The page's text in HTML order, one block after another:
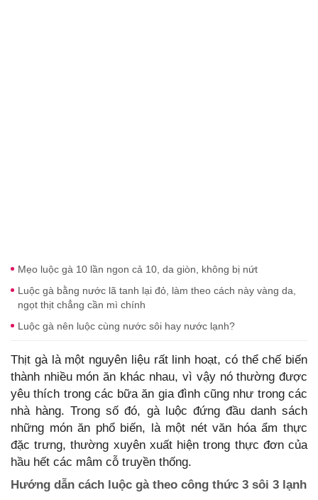
Mẹo luộc gà 10 lần ngon cả 10, da giòn, không bị nứt
Luộc gà bằng nước lã tanh lại đỏ, làm theo cách này vàng da,
ngọt thịt chẳng cần mì chính
Luộc gà nên luộc cùng nước sôi hay nước lạnh?
Thịt gà là một nguyên liệu rất linh hoạt, có thể chế biến
thành nhiều món ăn khác nhau, vì vậy nó thường được
yêu thích trong các bữa ăn gia đình cũng như trong các
nhà hàng. Trong số đó, gà luộc đứng đầu danh sách
những món ăn phổ biến, là một nét văn hóa ẩm thực
đặc trưng, thường xuyên xuất hiện trong thực đơn của
hầu hết các mâm cỗ truyền thống.
Hướng dẫn cách luộc gà theo công thức 3 sôi 3 lạnh